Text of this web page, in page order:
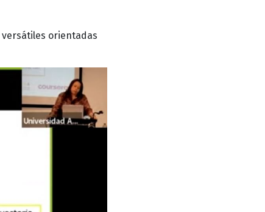
versátiles orientadas